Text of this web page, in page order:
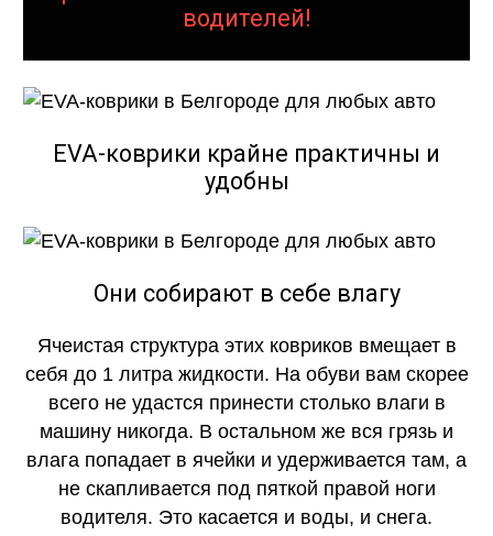
водителей!
EVA-коврики крайне практичны и
удобны
Они собирают в себе влагу
Ячеистая структура этих ковриков вмещает в
себя до 1 литра жидкости. На обуви вам скорее
всего не удастся принести столько влаги в
машину никогда. В остальном же вся грязь и
влага попадает в ячейки и удерживается там, а
не скапливается под пяткой правой ноги
водителя. Это касается и воды, и снега.